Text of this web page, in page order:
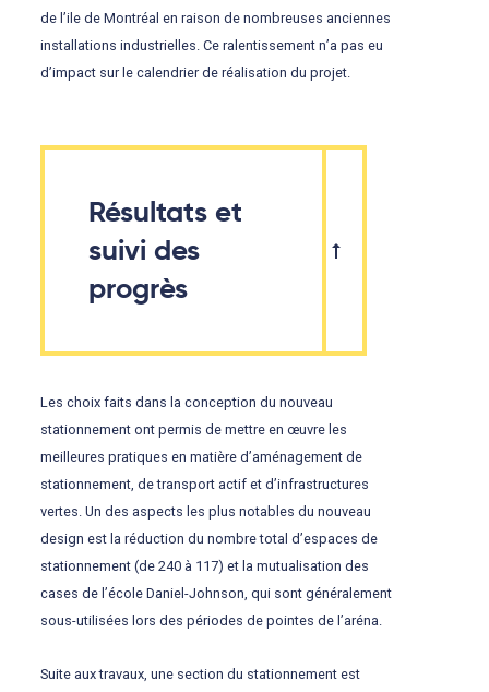
de l’ile de Montréal en raison de nombreuses anciennes
installations industrielles. Ce ralentissement n’a pas eu
d’impact sur le calendrier de réalisation du projet.
Résultats et
suivi des
progrès
Les choix faits dans la conception du nouveau
stationnement ont permis de mettre en œuvre les
meilleures pratiques en matière d’aménagement de
stationnement, de transport actif et d’infrastructures
vertes. Un des aspects les plus notables du nouveau
design est la réduction du nombre total d’espaces de
stationnement (de 240 à 117) et la mutualisation des
cases de l’école Daniel-Johnson, qui sont généralement
sous-utilisées lors des périodes de pointes de l’aréna.
Suite aux travaux, une section du stationnement est